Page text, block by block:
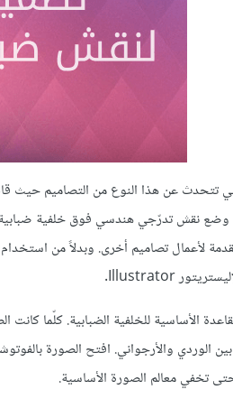
وضع نقش تدرّجي هندسي فوق خلفية
الأساسية للخلفية الضبابية. كلّما
تخفي معالم الصورة الأساسية.